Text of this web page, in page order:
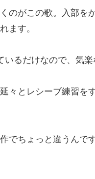
のがこの歌。入部を
ます。
るだけなので、気楽
々とレシーブ練習を
でちょっと違うんです